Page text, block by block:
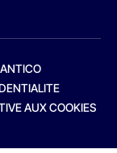
AUX COOKIES